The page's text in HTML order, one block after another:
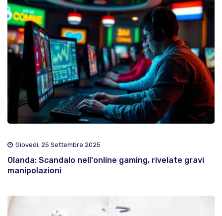
Giovedì, 25 Settembre 2025
Olanda: Scandalo nell'online gaming, rivelate gravi
manipolazioni